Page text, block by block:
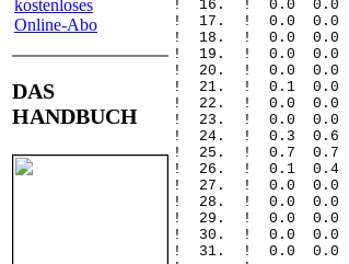
kostenloses
Online-Abo
DAS
HANDBUCH
! 16. !
! 17. ! 0.0
! 18. ! 0.0
! 19. ! 0.0
! 20. ! 0.0
! 21. ! 0.1
! 22. !
! 23. !
! 24. ! 0.3
! 25. ! 0.7
! 26. ! 0.1
! 27. ! 0.0
! 28. ! 0.0
! 29. ! 0.0
! 30. ! 0.0
! 31. ! 0.0